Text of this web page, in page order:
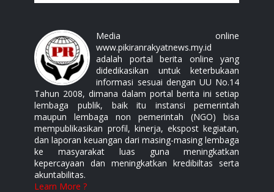
Media online
www.pikiranrakyatnews.my.id
adalah portal berita online yang
didedikasikan untuk keterbukaan
informasi sesuai dengan UU No.14
Tahun 2008, dimana dalam portal berita ini setiap
lembaga publik, baik itu instansi pemerintah
maupun lembaga non pemerintah (NGO) bisa
mempublikasikan profil, kinerja, ekspost kegiatan,
dan laporan keuangan dari masing-masing lembaga
ke masyarakat luas guna meningkatkan
kepercayaan dan meningkatkan kredibiltas serta
akuntabilitas.
Learn More ?